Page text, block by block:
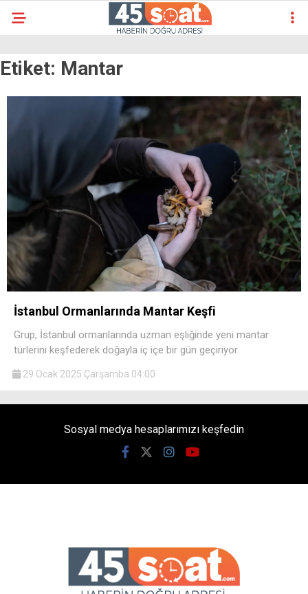
Etiket: Mantar
İstanbul Ormanlarında Mantar Keşfi
Grup, İstanbul ormanlarında uzman eşliğinde yeni mantar
türlerini keşfederek doğayla iç içe bir gün geçiriyor.
29 Ocak 2025 Çarşamba 04:00
Sosyal medya hesaplarımızı keşfedin